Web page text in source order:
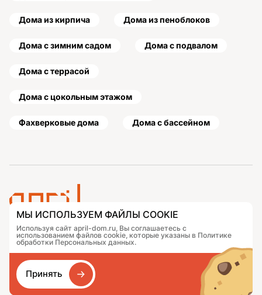
Дома из кирпича Дома из пеноблоков
Дома с зимним садом Дома с подвалом
Дома с террасой
Дома с цокольным этажом
Фахверковые дома Дома с бассейном
Проекты
Подобрать дом
Портфолио
О компании
Сравнение
Контакты
Журнал
Как заказать
МЫ ИСПОЛЬЗУЕМ ФАЙЛЫ COOKIE
Используя сайт april-dom.ru, Вы соглашаетесь с
использованием файлов cookie, которые указаны в Политике
обработки Персональных данных.
Принять